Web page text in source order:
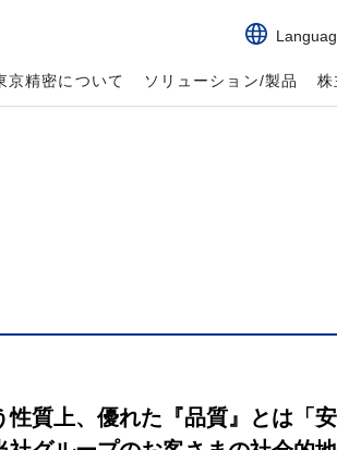
京精密について ソリューション/製品 株
質上、優れた『品質』とは「